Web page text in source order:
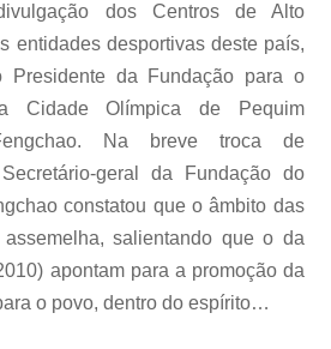
dos Centros de Alto
entidades desportivas deste país,
Presidente da Fundação para o
Cidade Olímpica de Pequim
Na breve troca de
geral da Fundação do
constatou que o âmbito das
salientando que o da
apontam para a promoção da
o povo, dentro do espírito…